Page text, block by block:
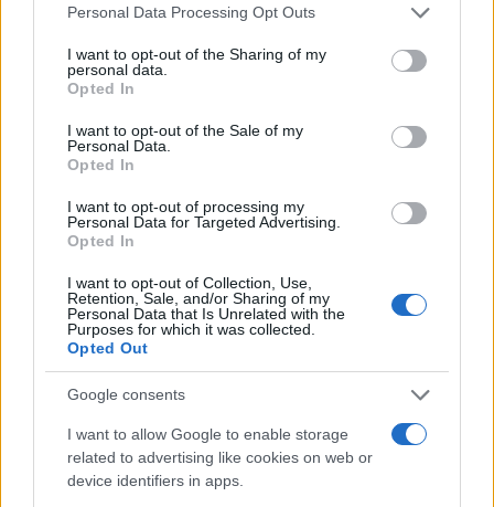
Please note that this website/app uses one or more Google
not limited to your visit or usage behaviour. You may click to
grant or deny consent to Google and its third-party tags to
use your data for below specified purposes in below Google
consent section.
Personal Data Processing Opt Outs
I want to opt-out of the Sharing of my
personal data.
Opted In
I want to opt-out of the Sale of my
Personal Data.
Opted In
I want to opt-out of processing my
Personal Data for Targeted Advertising.
Opted In
I want to opt-out of Collection, Use,
Retention, Sale, and/or Sharing of my
Personal Data that Is Unrelated with the
Purposes for which it was collected.
Opted Out
Google consents
I want to allow Google to enable storage
related to advertising like cookies on web or
device identifiers in apps.
Turiste si perdono a Tavolara: salvate dai vigili
del fuoco
Gallura
NECROLOGIE
Mario Malu